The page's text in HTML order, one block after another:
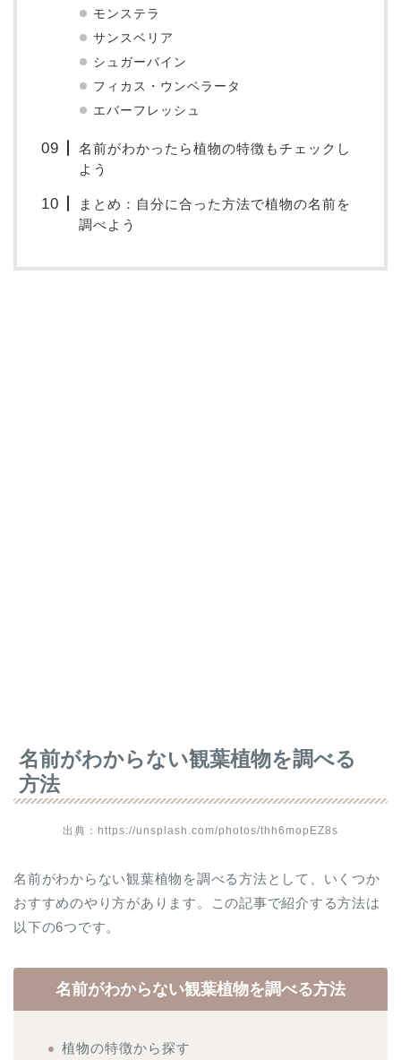
モンステラ
サンスベリア
シュガーバイン
フィカス・ウンベラータ
エバーフレッシュ
名前がわかったら植物の特徴もチェックし
よう
まとめ：自分に合った方法で植物の名前を
調べよう
名前がわからない観葉植物を調べる
方法
出典：https://unsplash.com/photos/thh6mopEZ8s
名前がわからない観葉植物を調べる方法として、いくつか
おすすめのやり方があります。この記事で紹介する方法は
以下の6つです。
名前がわからない観葉植物を調べる方法
植物の特徴から探す